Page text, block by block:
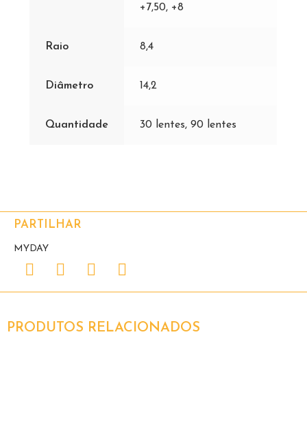
+7,50, +8
Raio 8,4
Diâmetro 14,2
Quantidade 30 lentes, 90 lentes
PARTILHAR
MYDAY
PRODUTOS RELACIONADOS